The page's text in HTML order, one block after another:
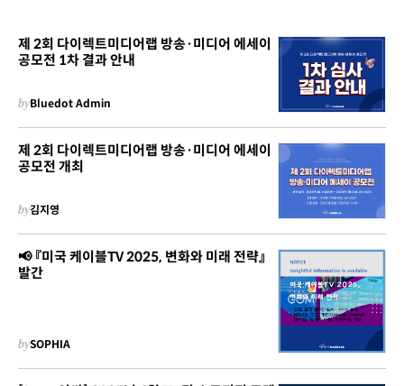
제 2회 다이렉트미디어랩 방송·미디어 에세이
공모전 1차 결과 안내
byBluedot Admin
제 2회 다이렉트미디어랩 방송·미디어 에세이
공모전 개최
by김지영
📢 『미국 케이블TV 2025, 변화와 미래 전략』
발간
bySOPHIA